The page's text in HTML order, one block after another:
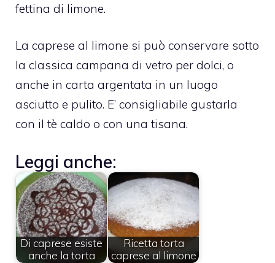
fettina di limone.
La caprese al limone si può conservare sotto
la classica campana di vetro per dolci, o
anche in carta argentata in un luogo
asciutto e pulito. E’ consigliabile gustarla
con il tè caldo o con una tisana.
Leggi anche:
Di caprese esiste
anche la torta
Ricetta torta
caprese al limone